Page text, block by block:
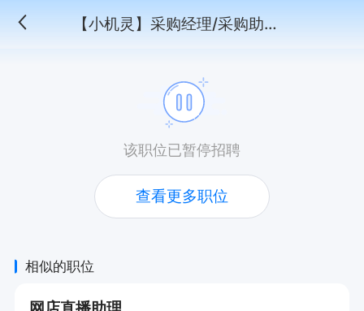
【小机灵】采购经理/采购助理（应届生婉拒）
该职位已暂停招聘
查看更多职位
相似的职位